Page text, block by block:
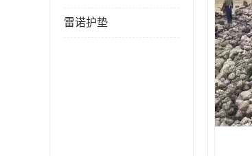
雷诺护垫